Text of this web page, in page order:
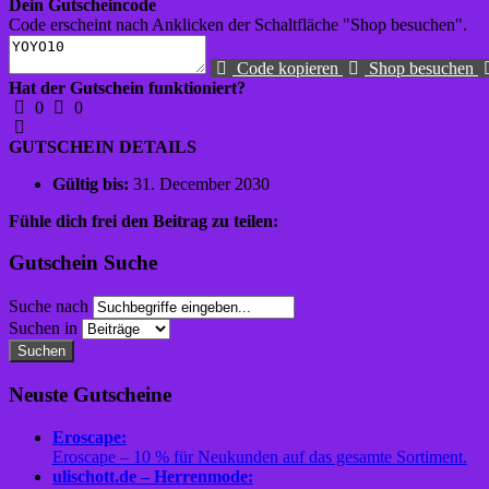
Dein Gutscheincode
Code erscheint nach Anklicken der Schaltfläche "Shop besuchen".
Code kopieren Shop besuchen
Hat der Gutschein funktioniert?
0
0
GUTSCHEIN DETAILS
Gültig bis: 31. December 2030
Fühle dich frei den Beitrag zu teilen:
Gutschein Suche
Suche nach
Suchen in
Suchen
Neuste Gutscheine
Eroscape:
Eroscape – 10 % für Neukunden auf das gesamte Sortiment.
ulischott.de – Herrenmode: